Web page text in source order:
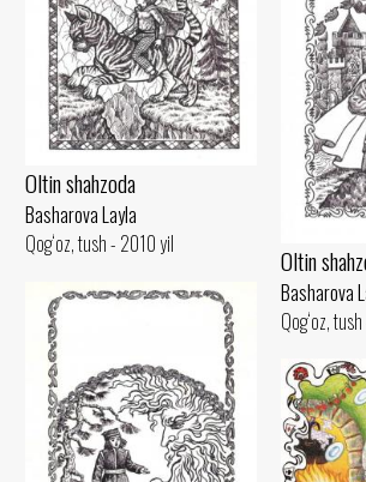
Oltin shahzoda
Basharova Layla
Qog‘oz, tush - 2010 yil
Oltin
Basharova
Qog‘oz,